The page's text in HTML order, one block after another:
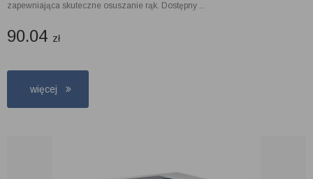
zapewniająca skuteczne osuszanie rąk. Dostępny ...
90.04 zł
więcej